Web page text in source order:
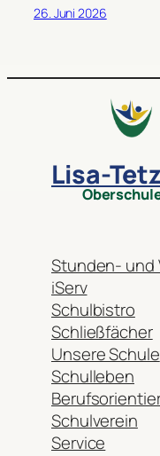
26. Juni 2026
Lisa-
Stunden- und
iServ
Schulbistro
Schließfächer
Unsere Schule
Schulleben
Schulverein
Service